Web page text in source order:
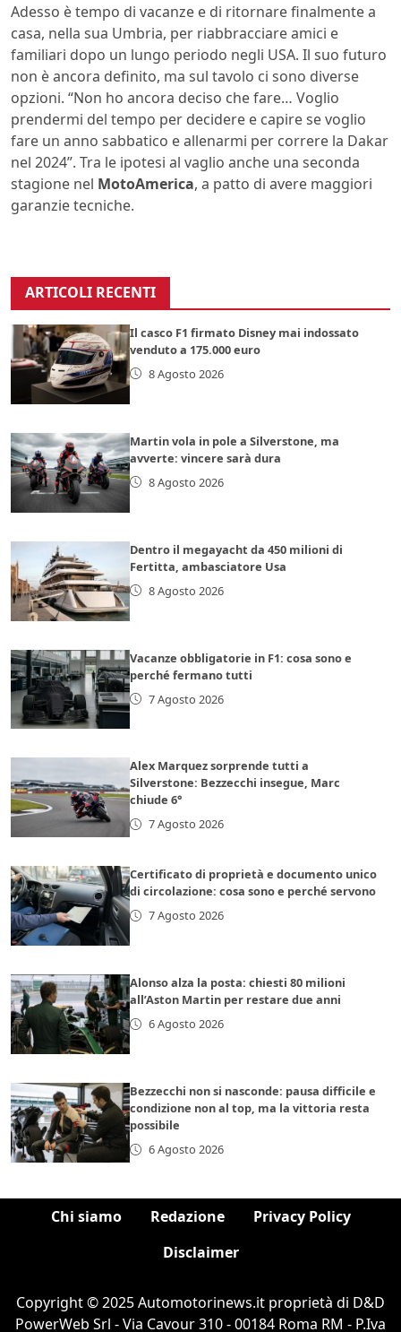
Adesso è tempo di vacanze e di ritornare finalmente a
casa, nella sua Umbria, per riabbracciare amici e
familiari dopo un lungo periodo negli USA. Il suo futuro
non è ancora definito, ma sul tavolo ci sono diverse
opzioni. “Non ho ancora deciso che fare… Voglio
prendermi del tempo per decidere e capire se voglio
fare un anno sabbatico e allenarmi per correre la Dakar
nel 2024”. Tra le ipotesi al vaglio anche una seconda
stagione nel MotoAmerica, a patto di avere maggiori
garanzie tecniche.
ARTICOLI RECENTI
Il casco F1 firmato Disney mai indossato
venduto a 175.000 euro
8 Agosto 2026
Martin vola in pole a Silverstone, ma
avverte: vincere sarà dura
8 Agosto 2026
Dentro il megayacht da 450 milioni di
Fertitta, ambasciatore Usa
8 Agosto 2026
Vacanze obbligatorie in F1: cosa sono e
perché fermano tutti
7 Agosto 2026
Alex Marquez sorprende tutti a
Silverstone: Bezzecchi insegue, Marc
chiude 6°
7 Agosto 2026
Certificato di proprietà e documento unico
di circolazione: cosa sono e perché servono
7 Agosto 2026
Alonso alza la posta: chiesti 80 milioni
all’Aston Martin per restare due anni
6 Agosto 2026
Bezzecchi non si nasconde: pausa difficile e
condizione non al top, ma la vittoria resta
possibile
6 Agosto 2026
Chi siamo Redazione
Privacy Policy
Disclaimer
Copyright © 2025 Automotorinews.it proprietà di D&D
PowerWeb Srl - Via Cavour 310 - 00184 Roma RM - P.Iva